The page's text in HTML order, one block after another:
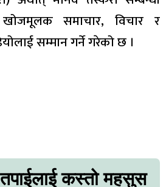
खोजमूलक समाचार, विचार र
सम्मान गर्ने गरेको छ ।
कस्तो महसुस